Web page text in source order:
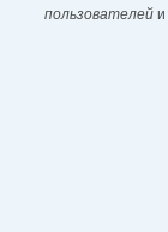
пользователей и